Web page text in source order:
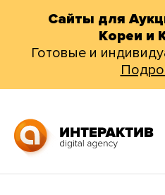
Сайты для
Кореи и
Готовые и